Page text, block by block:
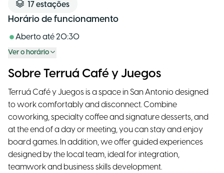
17 estações
Horário de funcionamento
Aberto até20:30
Ver o horário
Sobre Terruá Café y Juegos
Terruá Café y Juegos is a space in San Antonio designed
to work comfortably and disconnect. Combine
coworking, specialty coffee and signature desserts, and
at the end of a day or meeting, you can stay and enjoy
board games. In addition, we offer guided experiences
designed by the local team, ideal for integration,
teamwork and business skills development.